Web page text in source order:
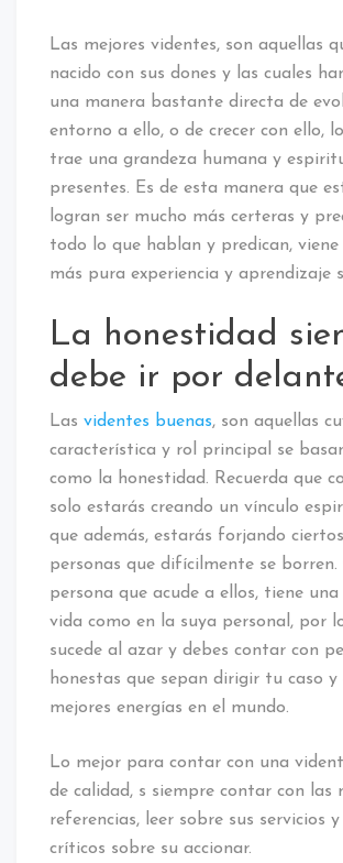
Las mejores videntes, son aquellas
nacido con sus dones y las cuales
una manera bastante directa de
entorno a ello, o de crecer con ello,
trae una grandeza humana y
presentes. Es de esta manera que
logran ser mucho más certeras y
todo lo que hablan y predican, viene
más pura experiencia y aprendizaje
La honestidad
debe ir por
Las videntes buenas, son aquellas
característica y rol principal se
como la honestidad. Recuerda que
solo estarás creando un vínculo
que además, estarás forjando
personas que difícilmente se borren.
persona que acude a ellos, tiene
vida como en la suya personal, por
sucede al azar y debes contar con
honestas que sepan dirigir tu caso
mejores energías en el mundo.
Lo mejor para contar con una
de calidad, s siempre contar con las
referencias, leer sobre sus servicios
críticos sobre su accionar.